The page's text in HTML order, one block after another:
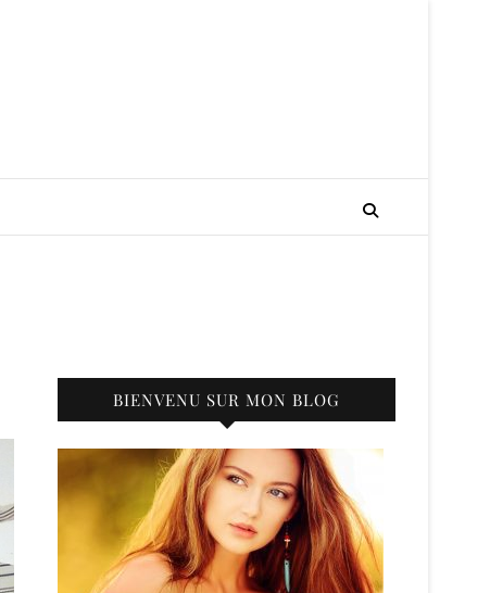
BIENVENU SUR MON BLOG